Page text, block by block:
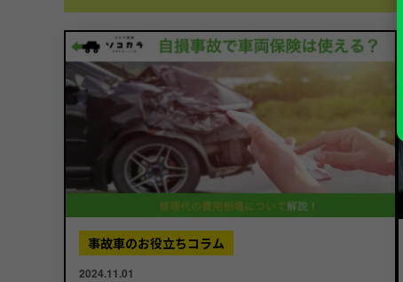
事故車のお役立ちコラム
2024.11.01